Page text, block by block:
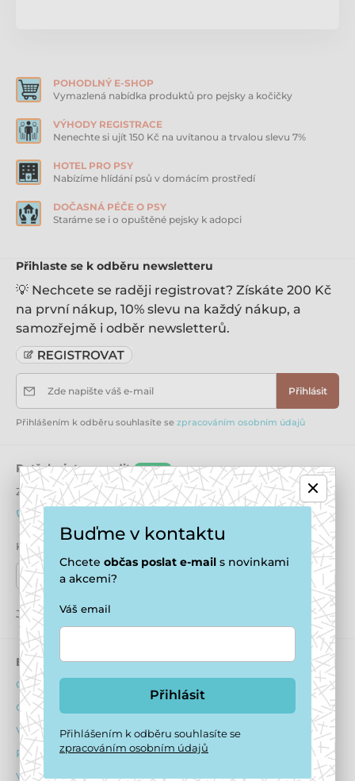
POHODLNÝ E-SHOP
Vymazlená nabídka produktů pro pejsky a kočičky
VÝHODY REGISTRACE
Nenechte si ujít 150 Kč na uvítanou a trvalou slevu 7%
HOTEL PRO PSY
Nabízíme hlídání psů v domácím prostředí
DOČASNÁ PÉČE O PSY
Staráme se i o opuštěné pejsky k adopci
Přihlaste se k odběru newsletteru
💡 Nechcete se raději registrovat? Získáte 200 Kč
na první nákup, 10% slevu na každý nákup, a
samozřejmě i odběr newsletterů.
Zde napište váš e-mail Přihlásit
Přihlášením k odběru souhlasíte se zpracováním osobním údajů
Potřebujete poradit online
Zákaznický servis je k dispozici
+420 771 194 837
info@puppydaycare.cz
Kde nás najdete
Naše prodejny
Jsme také na: Instagram
E-shop
Obchodní podmínky
Ochrana osobních údajů
Výhody pro registrované
Reklamační řád
Vrácení zboží
Psí hotel
Dotazník před ubytováním
Obsazenost hotelu
Ceník
Buďme v kontaktu
Chcete občas poslat e-mail s novinkami
a akcemi?
Váš email
Přihlásit
Přihlášením k odběru souhlasíte se
zpracováním osobním údajů